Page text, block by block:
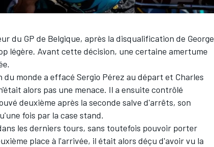
du GP de Belgique, après la disqualification de George
légère. Avant cette décision, une certaine amertume
du monde a effacé Sergio Pérez au départ et Charles
alors pas une menace. Il a ensuite contrôlé
deuxième après la seconde salve d'arrêts, son
fois par la case stand.
les derniers tours, sans toutefois pouvoir porter
place à l'arrivée, il était alors déçu d'avoir vu la